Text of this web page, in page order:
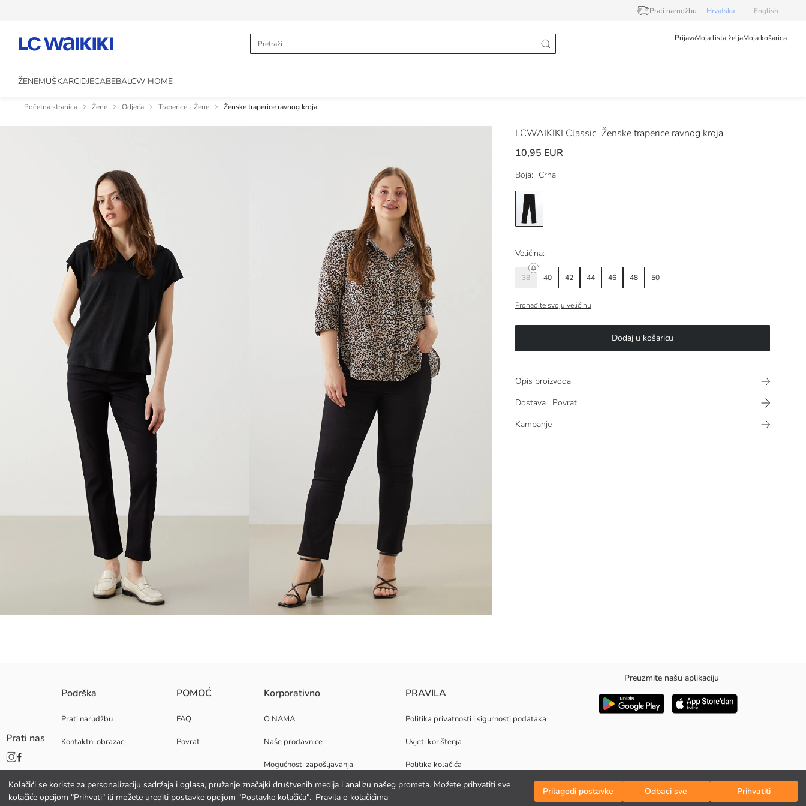
Kolačići se koriste za personalizaciju sadržaja i oglasa, pružanje značajki društvenih medija i analizu našeg prometa. Možete prihvatiti sve
kolačiće opcijom "Prihvati" ili možete urediti postavke opcijom "Postavke kolačića". Pravila o kolačićima
Prilagodi postavke Odbaci sve Prihvatiti
Prati narudžbu Hrvatska English
PrijavaMoja lista željaMoja košarica
ŽENEMUŠKARCIDJECABEBALCW HOME
Početna stranica Žene Odjeća Traperice - Žene Ženske traperice ravnog kroja
LCWAIKIKI Classic Ženske traperice ravnog kroja
10,95 EUR
Boja: Crna
Veličina:
38 40 42 44 46 48 50
Pronađite svoju veličinu
Dodaj u košaricu
Opis proizvoda
Dostava i Povrat
Kampanje
Ravni kroj; Model bezvremenskog dizajna koji se lako kombinira ima ravan kroj od struka do nogu. Izrađen od rastezljive tkanine za cjelodnevnu udobnost i slobodu kretanja.
Glavna Tkanina:
Podrijetlo:
Dobavljač:
Spol:
Kroj:
Podrška
Prati narudžbu
Kontaktni obrazac
POMOĆ
FAQ
Povrat
Korporativno
O NAMA
Naše prodavnice
Mogućnosti zapošljavanja
Korporativna podrška
PRAVILA
Politika privatnosti i sigurnosti podataka
Uvjeti korištenja
Politika kolačića
Preuzmite našu aplikaciju
Prati nas